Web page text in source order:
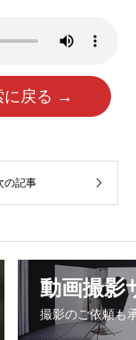
に戻る →
の記事
動画撮影
撮影のご依頼も